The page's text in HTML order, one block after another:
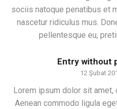
sociis natoque penatibus et
nascetur ridiculus mus.
pellentesque eu,
Entry without
12 Şubat
Lorem ipsum dolor sit
Aenean commodo ligula